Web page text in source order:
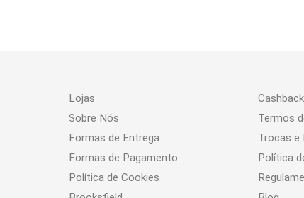
Lojas
Cashback
Sobre Nós
Termos
Formas de Entrega
Trocas e
Formas de Pagamento
Política
Política de Cookies